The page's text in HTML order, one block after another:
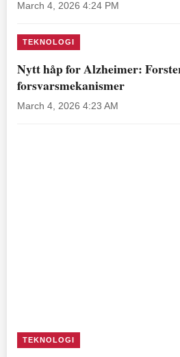
March 4, 2026 4:24 PM
TEKNOLOGI
Nytt håp for Alzheimer:
forsvarsmekanismer
March 4, 2026 4:23 AM
TEKNOLOGI